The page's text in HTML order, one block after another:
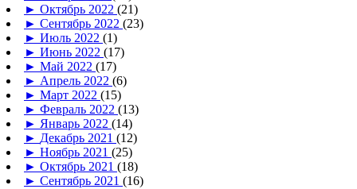
► Октябрь 2022 (21)
► Сентябрь 2022 (23)
► Июль 2022 (1)
► Июнь 2022 (17)
► Май 2022 (17)
► Апрель 2022 (6)
► Март 2022 (15)
► Февраль 2022 (13)
► Январь 2022 (14)
► Декабрь 2021 (12)
► Ноябрь 2021 (25)
► Октябрь 2021 (18)
► Сентябрь 2021 (16)